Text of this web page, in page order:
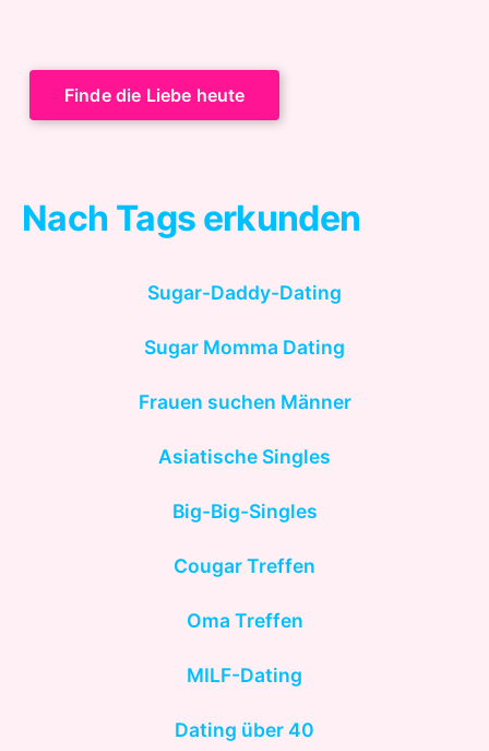
Finde die Liebe heute
Nach Tags erkunden
Sugar-Daddy-Dating
Sugar Momma Dating
Frauen suchen Männer
Asiatische Singles
Big-Big-Singles
Cougar Treffen
Oma Treffen
MILF-Dating
Dating über 40